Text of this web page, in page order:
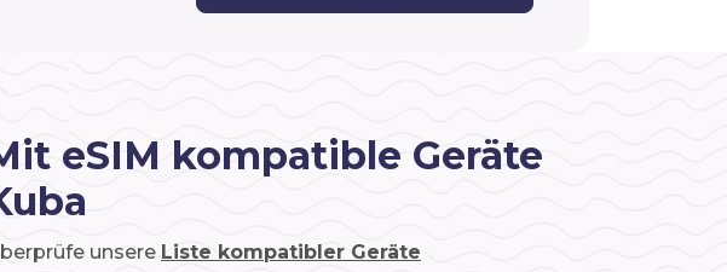
eSIM kompatible Geräte
unsere Liste kompatibler Geräte